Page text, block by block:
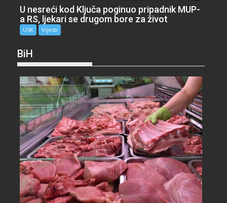
U nesreći kod Ključa poginuo pripadnik MUP-
a RS, ljekari se drugom bore za život
USK Vijesti
BiH